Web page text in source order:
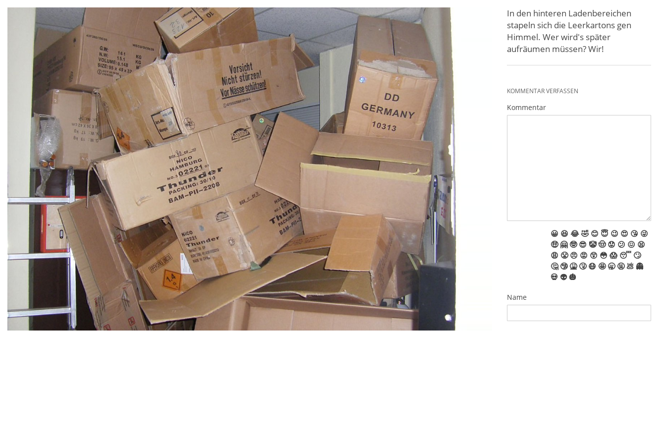
In den hinteren Ladenbereichen
stapeln sich die Leerkartons gen
Himmel. Wer wird's später
aufräumen müssen? Wir!
KOMMENTAR VERFASSEN
Kommentar
😀 😆 😂 🤣 😊 😇 😉 😍 😘 😜
🤑 🤗 🤓 😎 🤡 🤠 😟 😕 😖 😫
😩 😤 😠 😡 😲 😳 😱 😴 🙄
🤔 🤥 🤮 🤧 😷 🤩 🥱 🤬 💩 👻
💀 👽 🎃
Name